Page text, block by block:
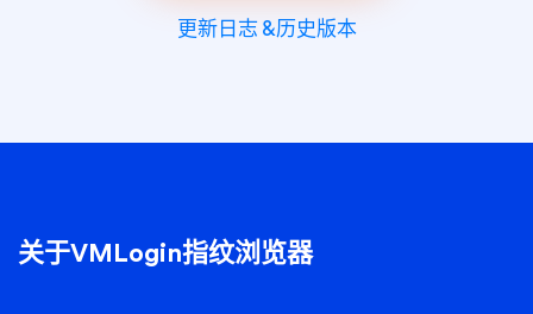
更新日志 &历史版本
关于VMLogin指纹浏览器